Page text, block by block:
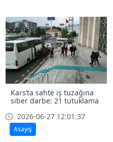
Kars’ta sahte iş tuzağına
siber darbe: 21 tutuklama
2026-06-27 12:01:37
Asayiş